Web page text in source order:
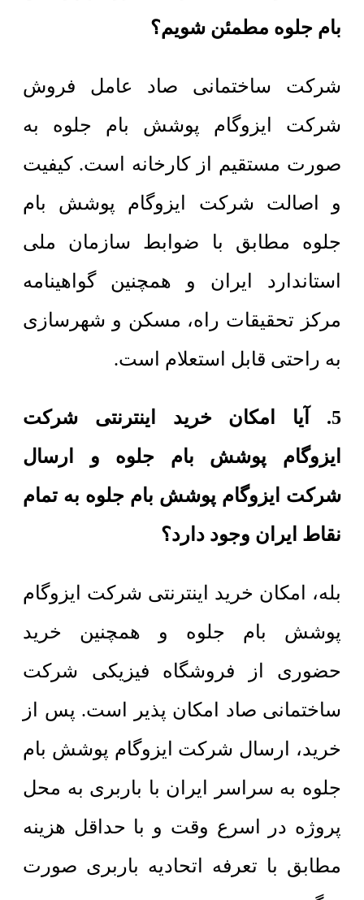
بام جلوه مطمئن شویم؟
شرکت ساختمانی صاد عامل فروش
شرکت ایزوگام پوشش بام جلوه به
صورت مستقیم از کارخانه است. کیفیت
و اصالت شرکت ایزوگام پوشش بام
جلوه مطابق با ضوابط سازمان ملی
استاندارد ایران و همچنین گواهینامه
مرکز تحقیقات راه، مسکن و شهرسازی
به راحتی قابل استعلام است.
5. آیا امکان خرید اینترنتی شرکت
ایزوگام پوشش بام جلوه و ارسال
شرکت ایزوگام پوشش بام جلوه به تمام
نقاط ایران وجود دارد؟
بله، امکان خرید اینترنتی شرکت ایزوگام
پوشش بام جلوه و همچنین خرید
حضوری از فروشگاه فیزیکی شرکت
ساختمانی صاد امکان پذیر است. پس از
خرید، ارسال شرکت ایزوگام پوشش بام
جلوه به سراسر ایران با باربری به محل
پروژه در اسرع وقت و با حداقل هزینه
مطابق با تعرفه اتحادیه باربری صورت